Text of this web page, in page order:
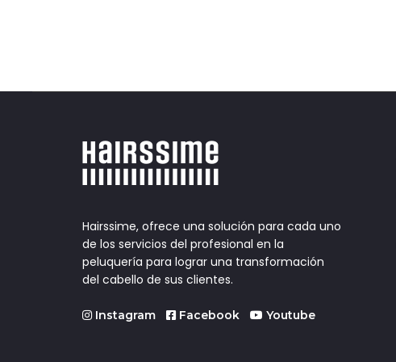
Hairssime, ofrece una solución para cada uno
de los servicios del profesional en la
peluquería para lograr una transformación
del cabello de sus clientes.
Instagram Facebook Youtube